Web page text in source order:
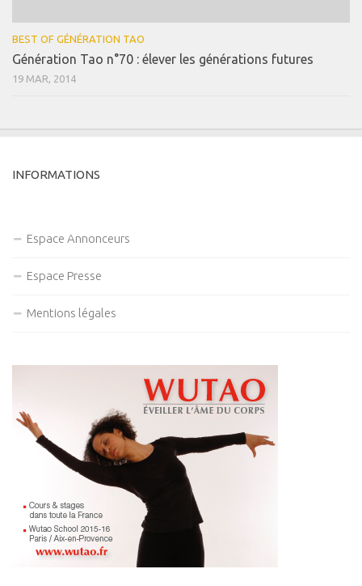
BEST OF GÉNÉRATION TAO
Génération Tao n°70 : élever les générations futures
19 MAR, 2014
INFORMATIONS
Espace Annonceurs
Espace Presse
Mentions légales